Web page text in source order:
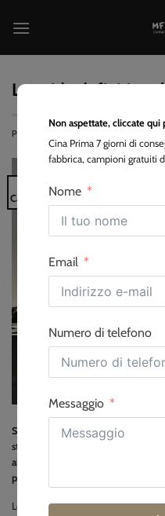
La guida definitiva
PUBBLICATO IL
Capocorda
Sì, le piste da ginnastica sono una
strutture per il fitness e delle
allenamento con lo slittino. Questi
prevengono gli infortuni e offrono
Le piste da ginnastica sono una
Non aspettate, cliccate qui
Cina Prima 7 giorni di
fabbrica, campioni gratuiti
Nome
Email
Numero di telefono
Messaggio